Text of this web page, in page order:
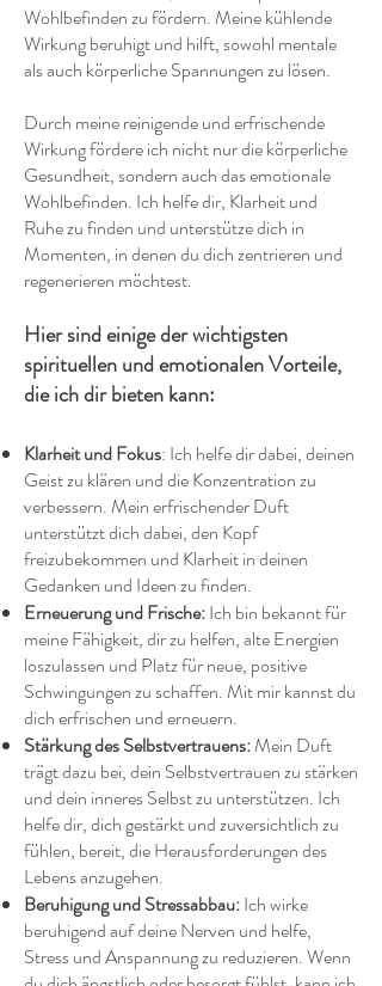
Wohlbefinden zu fördern. Meine kühlende
Wirkung beruhigt und hilft, sowohl mentale
als auch körperliche Spannungen zu lösen.
Durch meine reinigende und erfrischende
Wirkung fördere ich nicht nur die körperliche
Gesundheit, sondern auch das emotionale
Wohlbefinden. Ich helfe dir, Klarheit und
Ruhe zu finden und unterstütze dich in
Momenten, in denen du dich zentrieren und
regenerieren möchtest.
Hier sind einige der wichtigsten
spirituellen und emotionalen Vorteile,
die ich dir bieten kann:
Klarheit und Fokus: Ich helfe dir dabei, deinen
Geist zu klären und die Konzentration zu
verbessern. Mein erfrischender Duft
unterstützt dich dabei, den Kopf
freizubekommen und Klarheit in deinen
Gedanken und Ideen zu finden.
Erneuerung und Frische:Ich bin bekannt für
meine Fähigkeit, dir zu helfen, alte Energien
loszulassen und Platz für neue, positive
Schwingungen zu schaffen. Mit mir kannst du
dich erfrischen und erneuern.
Stärkung des Selbstvertrauens:Mein Duft
trägt dazu bei, dein Selbstvertrauen zu stärken
und dein inneres Selbst zu unterstützen. Ich
helfe dir, dich gestärkt und zuversichtlich zu
fühlen, bereit, die Herausforderungen des
Lebens anzugehen.
Beruhigung und Stressabbau:Ich wirke
beruhigend auf deine Nerven und helfe,
Stress und Anspannung zu reduzieren. Wenn